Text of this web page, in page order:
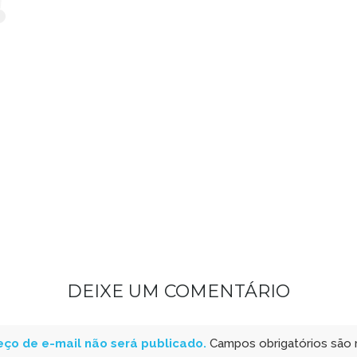
DEIXE UM COMENTÁRIO
de e-mail não será publicado. Campos obrigatórios são